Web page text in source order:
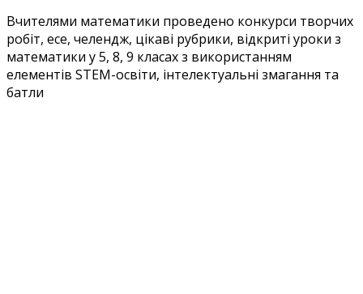
Вчителями математики проведено конкурси творчих
робіт, есе, челендж, цікаві рубрики, відкриті уроки з
математики у 5, 8, 9 класах з використанням
елементів STEM-освіти, інтелектуальні змагання та
батли